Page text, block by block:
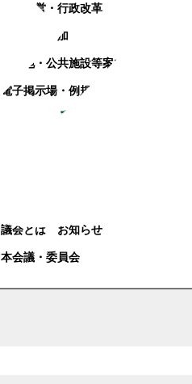
町政運営・行政改革
町政への参加
観光地・公共施設等案内
電子掲示場・例規集
議会とは
お知らせ
本会議・委員会